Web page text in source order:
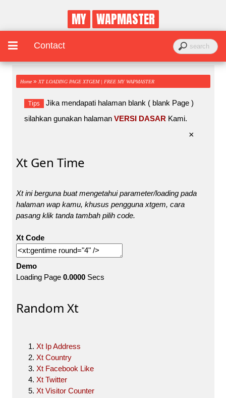
MY WAPMASTER
Contact
Home » XT LOADING PAGE XTGEM | FREE MY WAPMASTER
Tips
Jika mendapati halaman blank ( blank Page )
silahkan gunakan halaman VERSI DASAR Kami.
×
Xt Gen Time
Xt ini berguna buat mengetahui parameter/loading pada
halaman wap kamu, khusus pengguna xtgem, cara
pasang klik tanda tambah pilih code.
Xt Code
Demo
Loading Page 0.0000Secs
Random Xt
Xt Ip Address
Xt Country
Xt Facebook Like
Xt Twitter
Xt Visitor Counter